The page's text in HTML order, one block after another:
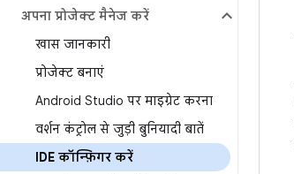
अपना प्रोजेक्ट मैनेज करें
खास जानकारी
प्रोजेक्ट बनाएं
Android Studio पर माइग्रेट करना
वर्शन कंट्रोल से जुड़ी बुनियादी बातें
IDE कॉन्फ़िगर करें